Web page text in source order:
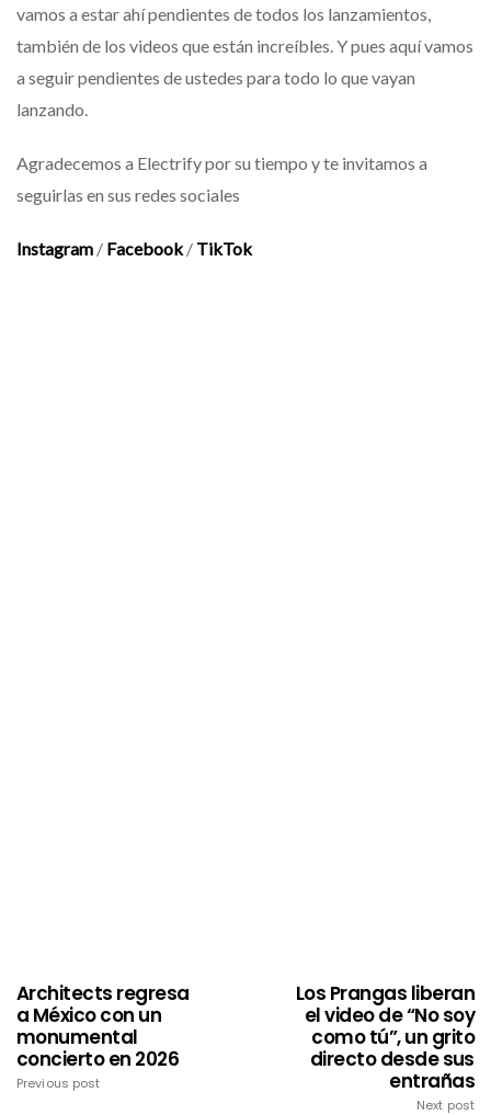
vamos a estar ahí pendientes de todos los lanzamientos,
también de los videos que están increíbles.Y pues aquí vamos
a seguir pendientes de ustedes para todo lo que vayan
lanzando.
Agradecemos a Electrify por su tiempo y te invitamos a
seguirlas en sus redes sociales
Instagram / Facebook/ TikTok
Architects regresa
a México con un
monumental
concierto en 2026
Previous post
Los Prangas liberan
el video de “No soy
como tú”, un grito
directo desde sus
entrañas
Next post